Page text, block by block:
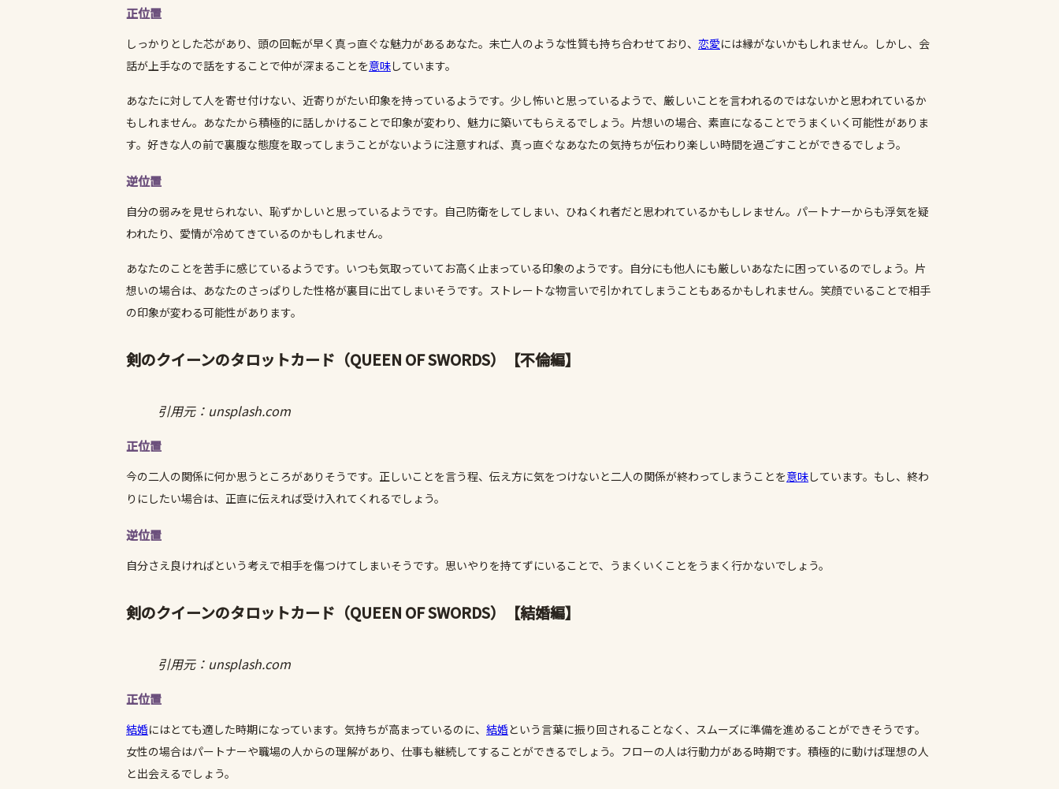
正位置
しっかりとした芯があり、頭の回転が早く真っ直ぐな魅力があるあなた。未亡人のような性質も持ち合わせており、 恋愛には縁がないかもしれません。しかし、会
話が上手なので話をすることで仲が深まることを意味しています。
あなたに対して人を寄せ付けない、近寄りがたい印象を持っているようです。少し怖いと思っているようで、厳しいことを言われるのではないかと思われているか
もしれません。あなたから積極的に話しかけることで印象が変わり、魅力に築いてもらえるでしょう。片想いの場合、素直になることでうまくいく可能性がありま
す。好きな人の前で裏腹な態度を取ってしまうことがないように注意すれば、真っ直ぐなあなたの気持ちが伝わり楽しい時間を過ごすことができるでしょう。
逆位置
自分の弱みを見せられない、恥ずかしいと思っているようです。自己防衛をしてしまい、ひねくれ者だと思われているかもしレません。パートナーからも浮気を疑
われたり、愛情が冷めてきているのかもしれません。
あなたのことを苦手に感じているようです。いつも気取っていてお高く止まっている印象のようです。自分にも他人にも厳しいあなたに困っているのでしょう。片
想いの場合は、あなたのさっぱりした性格が裏目に出てしまいそうです。ストレートな物言いで引かれてしまうこともあるかもしれません。笑顔でいることで相手
の印象が変わる可能性があります。
剣のクイーンのタロットカード（QUEEN OF SWORDS） 【不倫編】
引用元：unsplash.com
正位置
今の二人の関係に何か思うところがありそうです。正しいことを言う程、伝え方に気をつけないと二人の関係が終わってしまうことを意味しています。もし、終わ
りにしたい場合は、正直に伝えれば受け入れてくれるでしょう。
逆位置
自分さえ良ければという考えで相手を傷つけてしまいそうです。思いやりを持てずにいることで、うまくいくことをうまく行かないでしょう。
剣のクイーンのタロットカード（QUEEN OF SWORDS） 【結婚編】
引用元：unsplash.com
正位置
結婚にはとても適した時期になっています。気持ちが高まっているのに、 結婚という言葉に振り回されることなく、スムーズに準備を進めることができそうです。
女性の場合はパートナーや職場の人からの理解があり、仕事も継続してすることができるでしょう。フローの人は行動力がある時期です。積極的に動けば理想の人
と出会えるでしょう。